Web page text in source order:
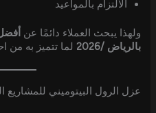
الالتزام بالمواعيد
ولهذا يبحث العملاء دائمًا عن
بالرياض /2026
لما تتميز به من
عزل الرول البيتوميني للمشاريع